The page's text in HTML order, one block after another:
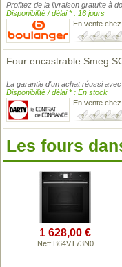
Profitez de la livraison gratuite à
Disponibilité / délai * : 16 jours
En vente chez
Four encastrable Smeg
La garantie d'un achat réussi
Disponibilité / délai * : En stock
En vente chez
Les fours
1 628,00 €
Neff B64VT73N0